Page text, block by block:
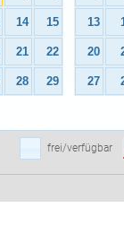
14 15
21 22
28 29
13
20
27
frei/verfügbar